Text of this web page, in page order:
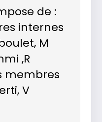
de :
internes
M
,R
membres
V